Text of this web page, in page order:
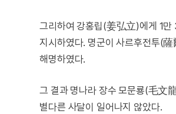
그리하여 강홍립(姜弘立)에게 1만
지시하였다. 명군이 사르후전투(
해명하였다.
그 결과 명나라 장수 모문룡(毛文
별다른 사달이 일어나지 않았다.